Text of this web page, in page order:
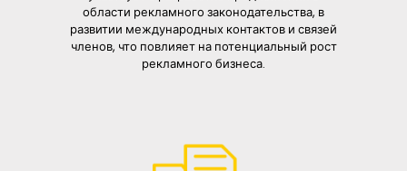
области рекламного законодательства, в
развитии международных контактов и связей
членов, что повлияет на потенциальный рост
рекламного бизнеса.